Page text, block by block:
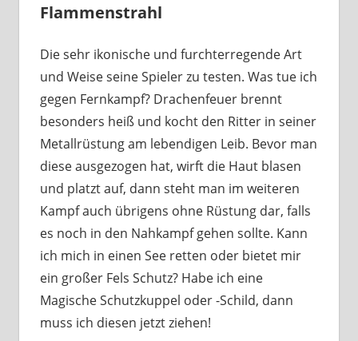
Flammenstrahl
Die sehr ikonische und furchterregende Art
und Weise seine Spieler zu testen. Was tue ich
gegen Fernkampf? Drachenfeuer brennt
besonders heiß und kocht den Ritter in seiner
Metallrüstung am lebendigen Leib. Bevor man
diese ausgezogen hat, wirft die Haut blasen
und platzt auf, dann steht man im weiteren
Kampf auch übrigens ohne Rüstung dar, falls
es noch in den Nahkampf gehen sollte. Kann
ich mich in einen See retten oder bietet mir
ein großer Fels Schutz? Habe ich eine
Magische Schutzkuppel oder -Schild, dann
muss ich diesen jetzt ziehen!